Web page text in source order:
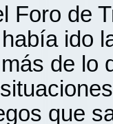
Foro de
ido
de lo
que